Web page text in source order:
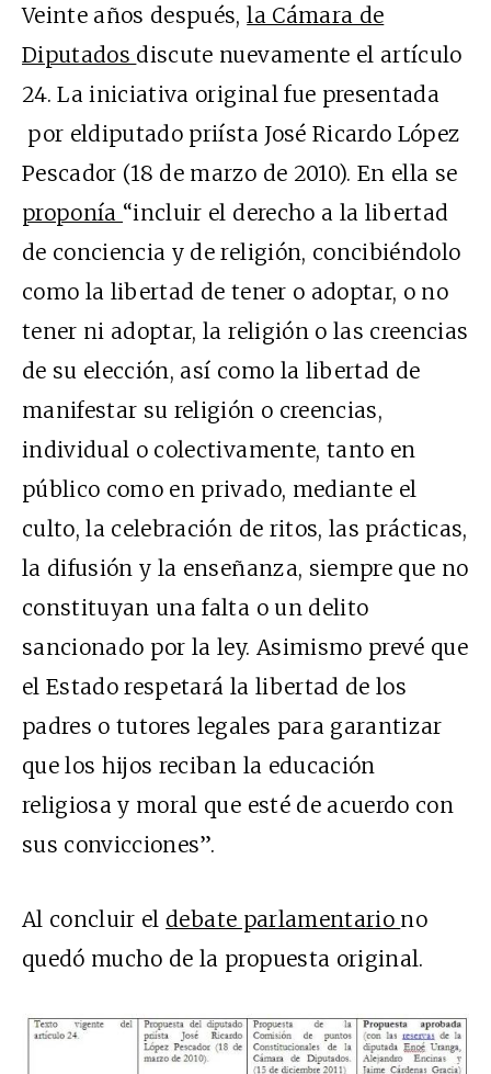
Veinte años después,la Cámara de
Diputados discute nuevamente el artículo
24. La iniciativa original fue presentada
por eldiputado priísta José Ricardo López
Pescador (18 de marzo de 2010). En ella se
proponía “incluir el derecho a la libertad
de conciencia y de religión, concibiéndolo
como la libertad de tener o adoptar, o no
tener ni adoptar, la religión o las creencias
de su elección, así como la libertad de
manifestar su religión o creencias,
individual o colectivamente, tanto en
público como en privado, mediante el
culto, la celebración de ritos, las prácticas,
la difusión y la enseñanza, siempre que no
constituyan una falta o un delito
sancionado por la ley. Asimismo prevé que
el Estado respetará la libertad de los
padres o tutores legales para garantizar
que los hijos reciban la educación
religiosa y moral que esté de acuerdo con
sus convicciones”.
Al concluir el debate parlamentario no
quedó mucho de la propuesta original.